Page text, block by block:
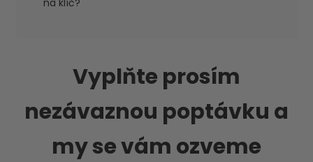
na klíč?
Vyplňte prosím
nezávaznou poptávku a
my se vám ozveme